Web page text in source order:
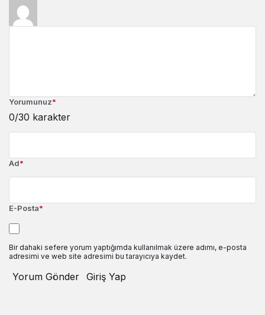
Yorumunuz*
0/30 karakter
Ad*
E-Posta*
Bir dahaki sefere yorum yaptığımda kullanılmak üzere adımı, e-posta
adresimi ve web site adresimi bu tarayıcıya kaydet.
Yorum Gönder Giriş Yap